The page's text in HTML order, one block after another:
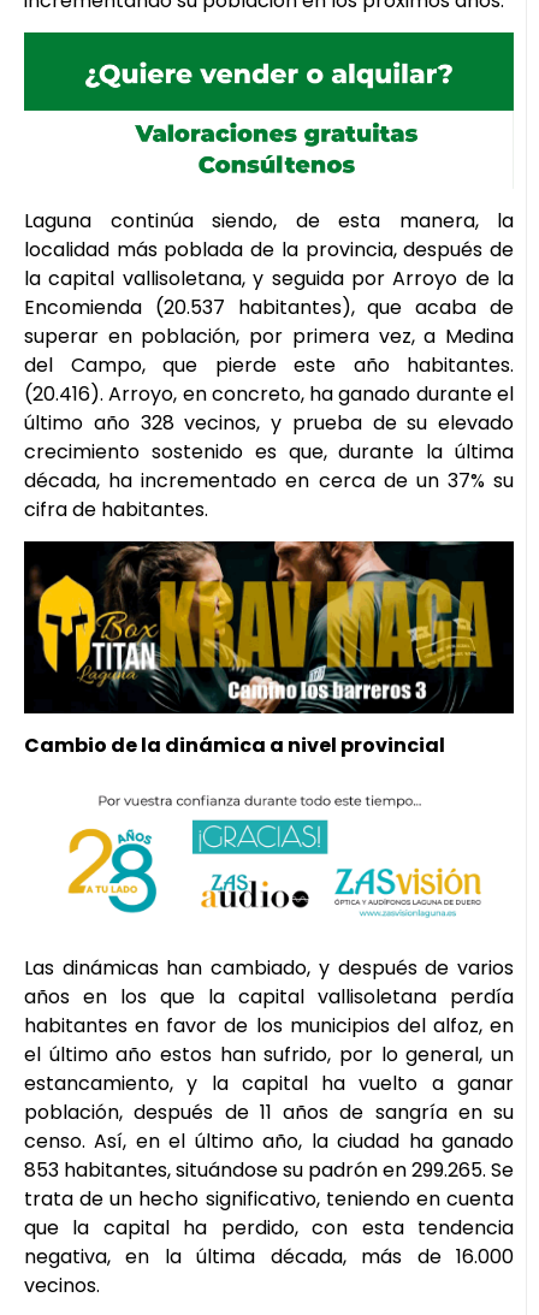
Laguna continúa siendo, de esta manera, la
localidad más poblada de la provincia, después de
la capital vallisoletana, y seguida por Arroyo de la
Encomienda (20.537 habitantes), que acaba de
superar en población, por primera vez, a Medina
del Campo, que pierde este año habitantes.
(20.416). Arroyo, en concreto, ha ganado durante el
último año 328 vecinos, y prueba de su elevado
crecimiento sostenido es que, durante la última
década, ha incrementado en cerca de un 37% su
cifra de habitantes.
Cambio de la dinámica a nivel provincial
Las dinámicas han cambiado, y después de varios
años en los que la capital vallisoletana perdía
habitantes en favor de los municipios del alfoz, en
el último año estos han sufrido, por lo general, un
estancamiento, y la capital ha vuelto a ganar
población, después de 11 años de sangría en su
censo. Así, en el último año, la ciudad ha ganado
853 habitantes, situándose su padrón en 299.265. Se
trata de un hecho significativo, teniendo en cuenta
que la capital ha perdido, con esta tendencia
negativa, en la última década, más de 16.000
vecinos.